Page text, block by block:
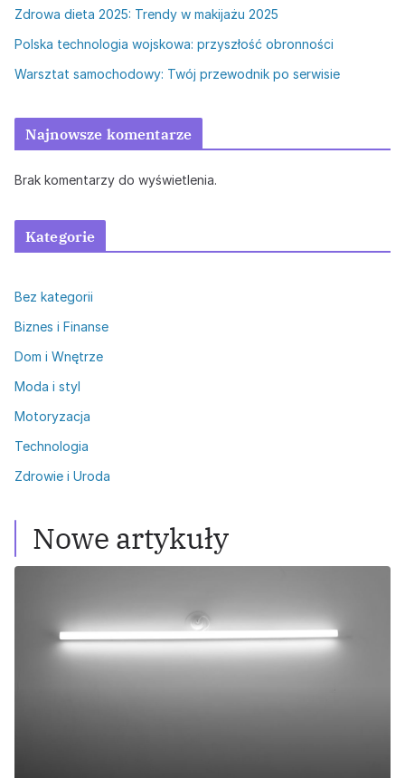
Zdrowa dieta 2025: Trendy w makijażu 2025
Polska technologia wojskowa: przyszłość obronności
Warsztat samochodowy: Twój przewodnik po serwisie
Najnowsze komentarze
Brak komentarzy do wyświetlenia.
Kategorie
Bez kategorii
Biznes i Finanse
Dom i Wnętrze
Moda i styl
Motoryzacja
Technologia
Zdrowie i Uroda
Nowe artykuły